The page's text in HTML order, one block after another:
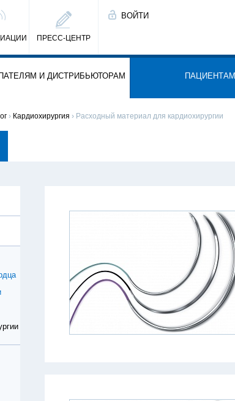
ПРЕСС-ЦЕНТР
ВОЙТИ
И ДИСТРИБЬЮТОРАМ ПАЦИЕНТАМ
› Кардиохирургия › Расходный материал для кардиохирургии